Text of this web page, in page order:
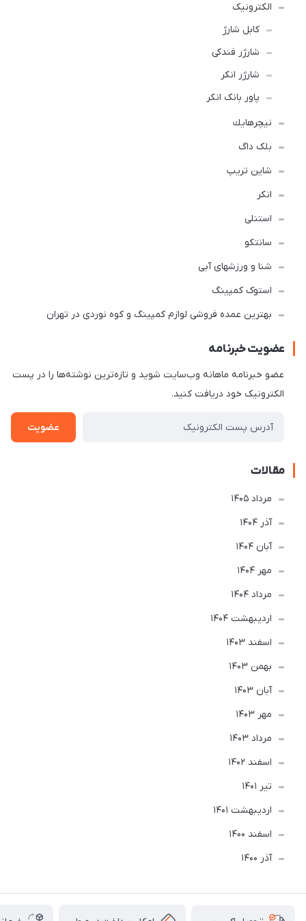
الکترونیک
کابل شارژ
شارژر فندکی
شارژر انکر
پاور بانک انکر
نيچرهايك
بلک داگ
شاین تریپ
انکر
استنلی
سانتکو
شنا و ورزشهای آبی
استوک کمپینگ
بهترین عمده فروشی لوازم کمپینگ و کوه نوردی در تهران
عضویت خبرنامه
عضو خبرنامه ماهانه وب‌سایت شوید و تازه‌ترین نوشته‌ها را در پست
الکترونیک خود دریافت کنید.
عضویت
مقالات
مرداد 1405
آذر 1404
آبان 1404
مهر 1404
مرداد 1404
ارديبهشت 1404
اسفند 1403
بهمن 1403
آبان 1403
مهر 1403
مرداد 1403
اسفند 1402
تير 1401
ارديبهشت 1401
اسفند 1400
آذر 1400